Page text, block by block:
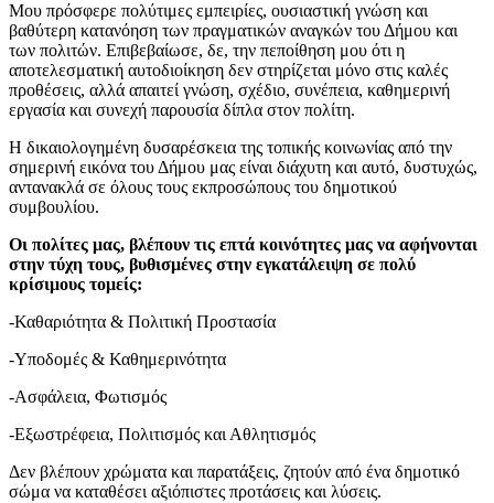
Μου πρόσφερε πολύτιμες εμπειρίες, ουσιαστική γνώση και
βαθύτερη κατανόηση των πραγματικών αναγκών του Δήμου και
των πολιτών. Επιβεβαίωσε, δε, την πεποίθηση μου ότι η
αποτελεσματική αυτοδιοίκηση δεν στηρίζεται μόνο στις καλές
προθέσεις, αλλά απαιτεί γνώση, σχέδιο, συνέπεια, καθημερινή
εργασία και συνεχή παρουσία δίπλα στον πολίτη.
Η δικαιολογημένη δυσαρέσκεια της τοπικής κοινωνίας από την
σημερινή εικόνα του Δήμου μας είναι διάχυτη και αυτό, δυστυχώς,
αντανακλά σε όλους τους εκπροσώπους του δημοτικού
συμβουλίου.
Οι πολίτες μας, βλέπουν τις επτά κοινότητες μας να αφήνονται
στην τύχη τους, βυθισμένες στην εγκατάλειψη σε πολύ
κρίσιμους τομείς:
-Καθαριότητα & Πολιτική Προστασία
-Υποδομές & Καθημερινότητα
-Ασφάλεια, Φωτισμός
-Εξωστρέφεια, Πολιτισμός και Αθλητισμός
Δεν βλέπουν χρώματα και παρατάξεις, ζητούν από ένα δημοτικό
σώμα να καταθέσει αξιόπιστες προτάσεις και λύσεις.